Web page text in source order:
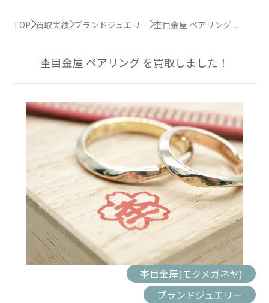
TOP 買取実績 ブランドジュエリー 杢目金屋 ペアリング...
杢目金屋 ペアリング を買取しました！
杢目金屋(モクメガネヤ)
ブランドジュエリー